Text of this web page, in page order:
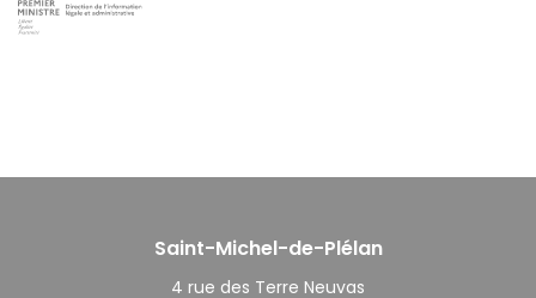
Saint-Michel-de-Plélan
4 rue des Terre Neuvas